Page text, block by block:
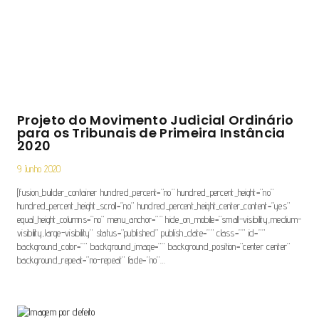
Projeto do Movimento Judicial Ordinário
para os Tribunais de Primeira Instância
2020
9 Junho 2020
[fusion_builder_container hundred_percent=”no” hundred_percent_height=”no”
hundred_percent_height_scroll=”no” hundred_percent_height_center_content=”yes”
equal_height_columns=”no” menu_anchor=”” hide_on_mobile=”small-visibility,medium-
visibility,large-visibility” status=”published” publish_date=”” class=”” id=””
background_color=”” background_image=”” background_position=”center center”
background_repeat=”no-repeat” fade=”no”…